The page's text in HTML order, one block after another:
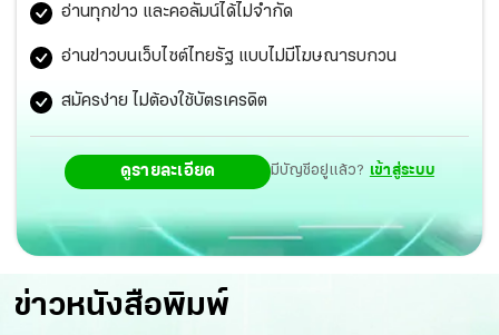
บ่อน ทำลายรากฐานของประเทศ พร้อมเชื่อว่านี่จะไม่ใช่
เหตุการณ์ครั้งแรกและครั้งสุดท้าย ที่ต่างชาติจะเข้ามาปั่นป่วน
เสถียรภาพของกลุ่มประเทศสมาชิก.
อ่านทุกข่าว และคอลัมน์ได้ไม่จำกัด
อ่านข่าวบนเว็บไซต์ไทยรัฐ แบบไม่มีโฆษณารบกวน
สมัครง่าย ไม่ต้องใช้บัตรเครดิต
ดูรายละเอียด มีบัญชีอยู่แล้ว? เข้าสู่ระบบ
ข่าวหนังสือพิมพ์